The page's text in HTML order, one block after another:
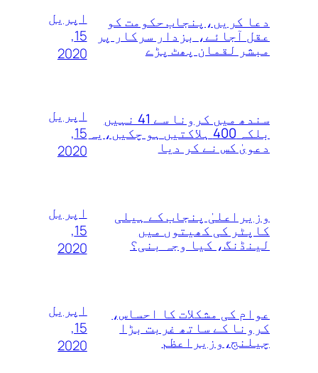
دعا کریں،پنجاب حکومت کو
عقل آجائے، بزدار سرکار پر
مبشر لقمان پھٹ پڑے
اپریل
15,
2020
سندھ میں کرونا سے 41 نہیں
بلکہ 400 ہلاکتیں ہو چکیں،یہ
دعویٰ کس نے کر دیا
اپریل
15,
2020
وزیراعلیٰ پنجاب کے ہیلی
کاپٹر کی کھیتوں میں
لینڈنگ، کیا وجہ بنی؟
اپریل
15,
2020
عوام کی مشکلات کا احساس،
کرونا کے ساتھ غربت بڑا
چیلنج،وزیراعظم
اپریل
15,
2020